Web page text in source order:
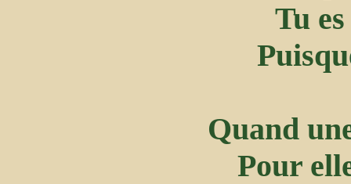
Tu
Quand
Pour